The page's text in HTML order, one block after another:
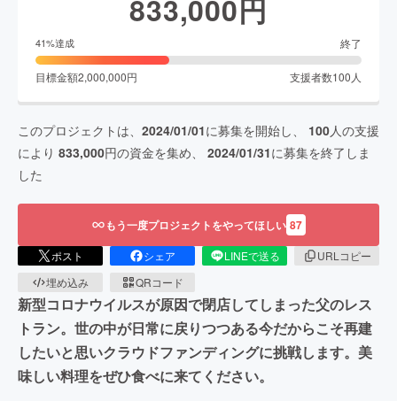
833,000円
41%達成 終了
目標金額2,000,000円 支援者数100 人
このプロジェクトは、 2024/01/01に募集を開始し、 100人の支援
により 833,000円の資金を集め、 2024/01/31に募集を終了しま
した
もう一度プロジェクトをやってほしい 87
ポスト シェア LINEで送る
URLコピー
埋め込み
QRコード
新型コロナウイルスが原因で閉店してしまった父のレス
トラン。世の中が日常に戻りつつある今だからこそ再建
したいと思いクラウドファンディングに挑戦します。美
味しい料理をぜひ食べに来てください。